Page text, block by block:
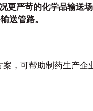
更严苛的化学品输送
送管路。
案，可帮助制药生产企